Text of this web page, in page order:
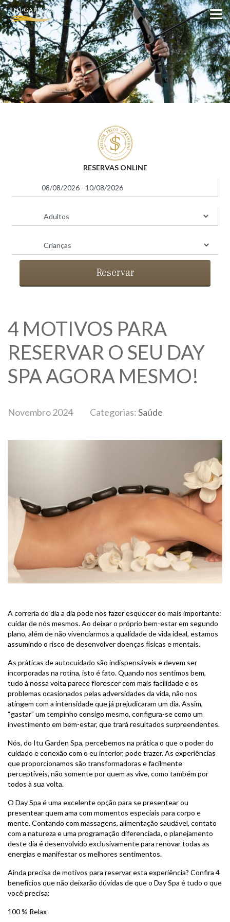
BLOG
RESERVAS ONLINE
Reservar
4 MOTIVOS PARA
RESERVAR O SEU DAY
SPA AGORA MESMO!
Novembro 2024 Categorias:Saúde
A correria do dia a dia pode nos fazer esquecer do mais importante:
cuidar de nós mesmos. Ao deixar o próprio bem-estar em segundo
plano, além de não vivenciarmos a qualidade de vida ideal, estamos
assumindo o risco de desenvolver doenças físicas e mentais.
As práticas de autocuidado são indispensáveis e devem ser
incorporadas na rotina, isto é fato. Quando nos sentimos bem,
tudo à nossa volta parece florescer com mais facilidade e os
problemas ocasionados pelas adversidades da vida, não nos
atingem com a intensidade que já prejudicaram um dia. Assim,
“gastar” um tempinho consigo mesmo, configura-se como um
investimento em bem-estar, que trará resultados surpreendentes.
Nós, do Itu Garden Spa, percebemos na prática o que o poder do
cuidado e conexão com o eu interior, pode trazer. As experiências
que proporcionamos são transformadoras e facilmente
perceptíveis, não somente por quem as vive, como também por
todos à sua volta.
O Day Spa é uma excelente opção para se presentear ou
presentear quem ama com momentos especiais para corpo e
mente. Contando com massagens, alimentação saudável, contato
com a natureza e uma programação diferenciada, o planejamento
deste dia é desenvolvido exclusivamente para renovar todas as
energias e manifestar os melhores sentimentos.
Ainda precisa de motivos para reservar esta experiência? Confira 4
benefícios que não deixarão dúvidas de que o Day Spa é tudo o que
você precisa:
100 % Relax